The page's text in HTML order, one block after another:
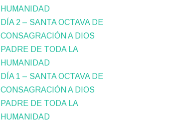
HUMANIDAD
DÍA 2 – SANTA OCTAVA DE
CONSAGRACIÓN A DIOS
PADRE DE TODA LA
HUMANIDAD
DÍA 1 – SANTA OCTAVA DE
CONSAGRACIÓN A DIOS
PADRE DE TODA LA
HUMANIDAD